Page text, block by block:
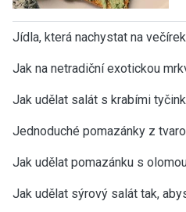
Jídla, která nachystat na
Jak na netradiční exotickou
Jak udělat salát s krabími
Jednoduché pomazánky z
Jak udělat pomazánku s
Jak udělat sýrový salát tak,